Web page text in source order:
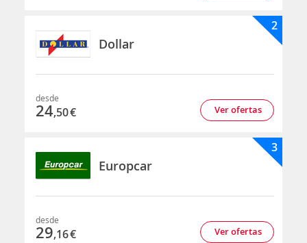
Dollar
2
desde
24,50€ Ver ofertas
Europcar
3
desde
29,16€ Ver ofertas